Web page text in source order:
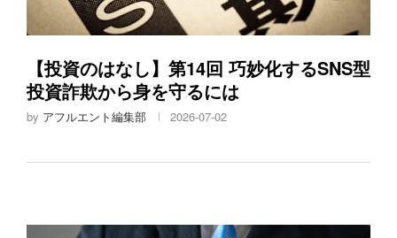
【投資のはなし】第14回 巧妙化するSNS型
投資詐欺から身を守るには
by アフルエント編集部 2026-07-02